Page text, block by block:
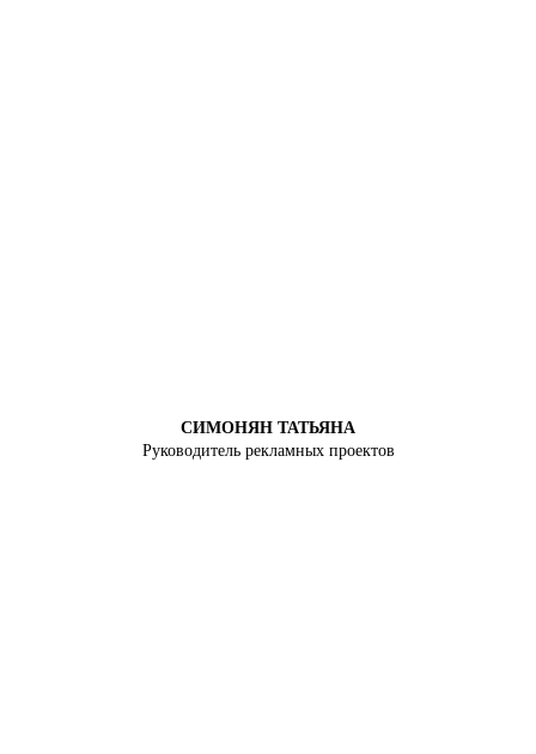
СИМОНЯН ТАТЬЯНА
Руководитель рекламных проектов